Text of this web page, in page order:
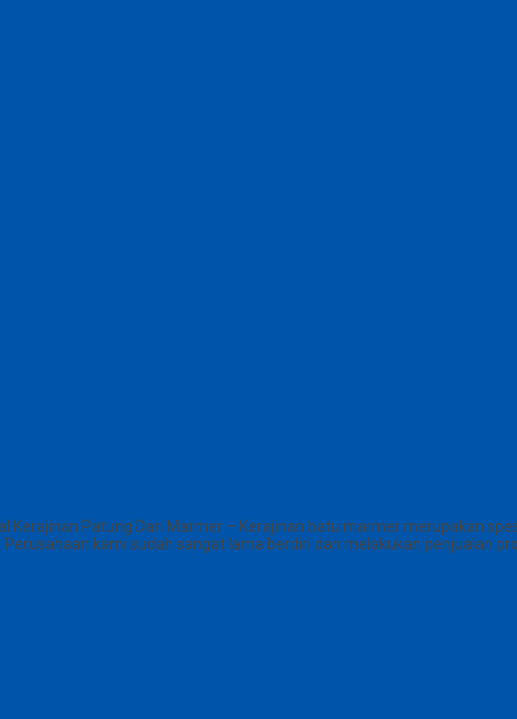
Patung Dari Marmer – Kerajinan batu marmer merupakan
kami sudah sangat lama berdiri dan melakukan penjualan